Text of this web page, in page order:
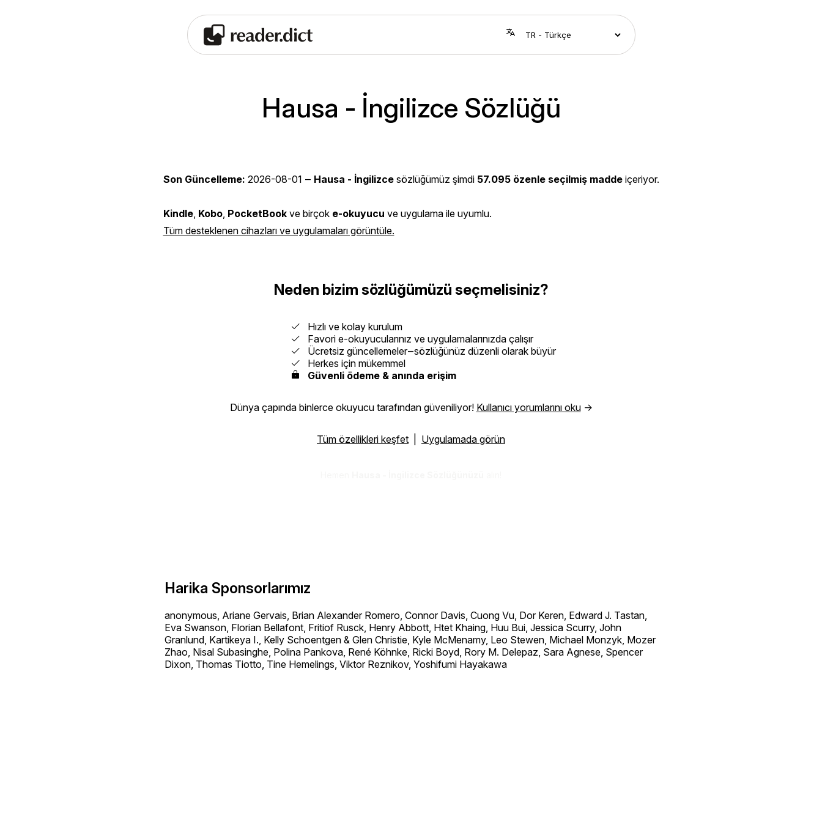
Hausa - İngilizce Sözlüğü
Son Güncelleme: 2026-08-01 ‒ Hausa - İngilizcesözlüğümüz şimdi 57.095 özenle seçilmiş maddeiçeriyor.
Kindle, Kobo, PocketBookve birçok e-okuyucu ve uygulama ile uyumlu.
Tüm desteklenen cihazları ve uygulamaları görüntüle.
Neden bizim sözlüğümüzü seçmelisiniz?
Hızlı ve kolay kurulum
Favori e-okuyucularınız ve uygulamalarınızda çalışır
Ücretsiz güncellemeler‒sözlüğünüz düzenli olarak büyür
Herkes için mükemmel
Güvenli ödeme & anında erişim
Dünya çapında binlerce okuyucu tarafından güveniliyor! Kullanıcı yorumlarını oku→
Tüm özellikleri keşfet Uygulamada görün
Harika Sponsorlarımız
anonymous, Ariane Gervais, Brian Alexander Romero, Connor Davis, Cuong Vu, Dor Keren, Edward J. Tastan,
Eva Swanson, Florian Bellafont, Fritiof Rusck, Henry Abbott, Htet Khaing, Huu Bui, Jessica Scurry, John
Granlund, Kartikeya I., Kelly Schoentgen & Glen Christie, Kyle McMenamy, Leo Stewen, Michael Monzyk, Mozer
Zhao, Nisal Subasinghe, Polina Pankova, René Köhnke, Ricki Boyd, Rory M. Delepaz, Sara Agnese, Spencer
Dixon, Thomas Tiotto, Tine Hemelings, Viktor Reznikov, Yoshifumi Hayakawa